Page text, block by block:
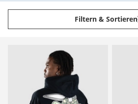
Filtern & Sortieren